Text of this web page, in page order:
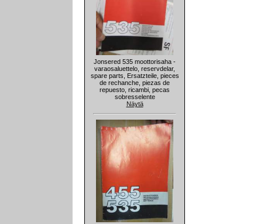
Jonsered 535 moottorisaha -
varaosaluettelo, reservdelar,
spare parts, Ersatzteile, pieces
de rechanche, piezas de
repuesto, ricambi, pecas
sobresselente
Näytä